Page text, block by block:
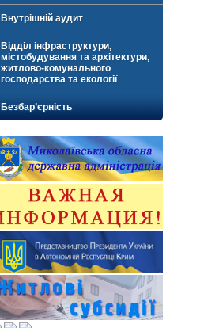
Внутрішній аудит
Відділ інфраструктури,
містобудування та архітектури,
житлово-комунального
господарства та екології
Безбар’єрність